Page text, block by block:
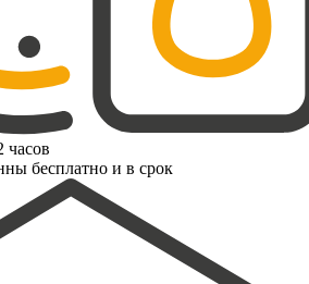
часов
бесплатно и в срок